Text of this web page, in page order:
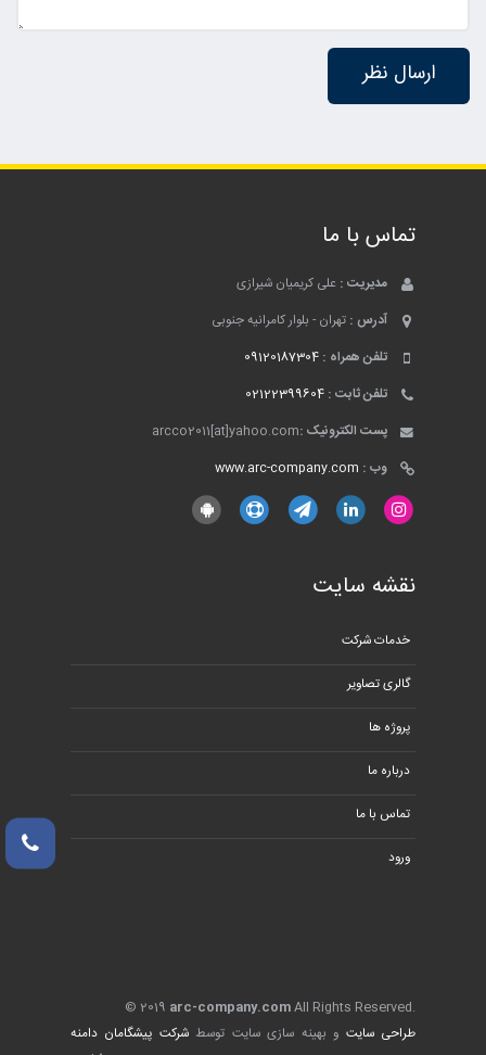
تماس با ما
مدیریت : علی کریمیان شیرازی
آدرس : تهران - بلوار کامرانیه جنوبی
تلفن همراه : 09120187304
تلفن ثابت : 02122399604
پست الکترونیک :arcco2011[at]yahoo.com
وب : www.arc-company.com
نقشه سایت
خدمات شرکت
گالری تصاویر
پروژه ها
درباره ما
تماس با ما
ورود
© 2019 arc-company.comAll Rights Reserved.
طراحی سایت و بهینه سازی سایت توسطشرکت پیشگامان دامنه